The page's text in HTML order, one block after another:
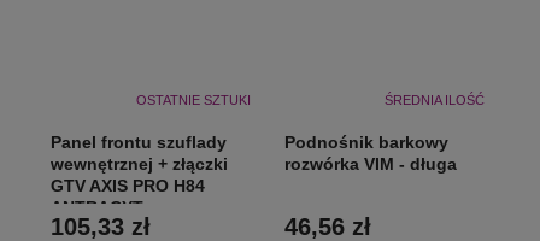
OSTATNIE SZTUKI
Panel frontu szuflady
wewnętrznej + złączki
GTV AXIS PRO H84
ANTRACYT
105,33 zł
ŚREDNIA ILOŚĆ
Podnośnik barkowy
rozwórka VIM - długa
46,56 zł